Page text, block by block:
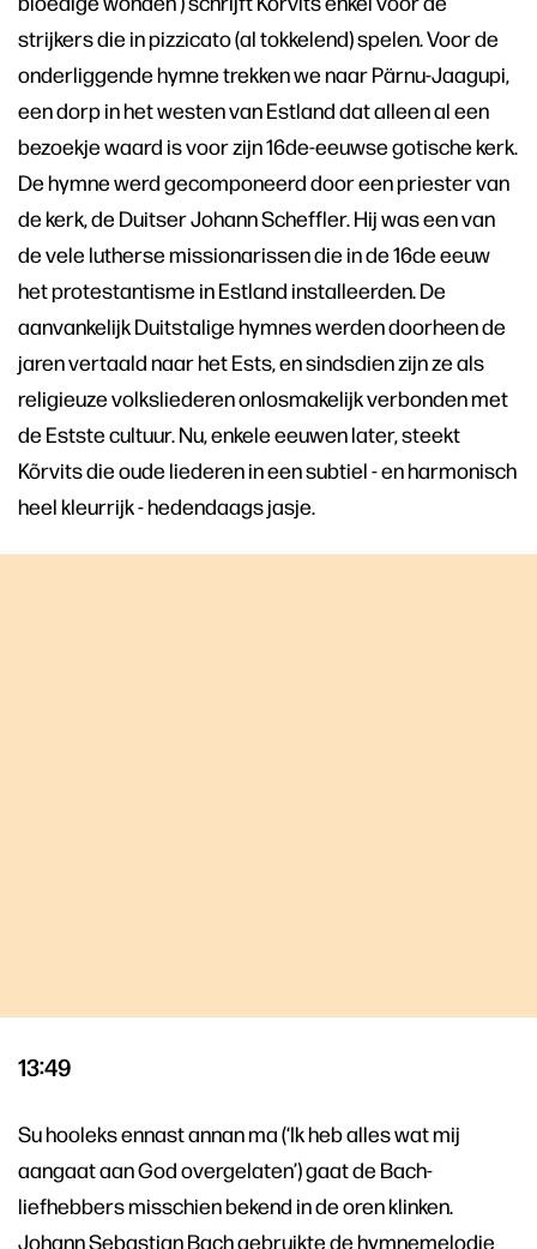
strijkers die in pizzicato (al tokkelend) spelen. Voor de
onderliggende hymne trekken we naar Pärnu-Jaagupi,
een dorp in het westen van Estland dat alleen al een
bezoekje waard is voor zijn 16de-eeuwse gotische kerk.
De hymne werd gecomponeerd door een priester van
de kerk, de Duitser Johann Scheffler. Hij was een van
de vele lutherse missionarissen die in de 16de eeuw
het protestantisme in Estland installeerden. De
aanvankelijk Duitstalige hymnes werden doorheen de
jaren vertaald naar het Ests, en sindsdien zijn ze als
religieuze volksliederen onlosmakelijk verbonden met
de Estste cultuur. Nu, enkele eeuwen later, steekt
Kõrvits die oude liederen in een subtiel - en harmonisch
heel kleurrijk - hedendaags jasje.
13:49
Su hooleks ennast annan ma (‘Ik heb alles wat mij
aangaat aan God overgelaten’) gaat de Bach-
liefhebbers misschien bekend in de oren klinken.
Johann Sebastian Bach gebruikte de hymnemelodie